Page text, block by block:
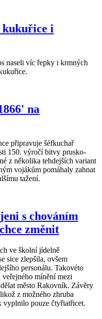
kukuřice i
naseli víc řepky i krmných
na
připravuje šéfkuchař
150. výročí bitvy prusko-
z několika tehdejších variant
vojákům pomáhaly zahnat
tažení.
s chováním
změnit
ve školní jídelně
sice zlepšila, ovšem
personálu. Takovéto
mínění mezi
město Rakovník. Závěry
z možného zhruba
vyplnilo pouze čtyřiatřicet.